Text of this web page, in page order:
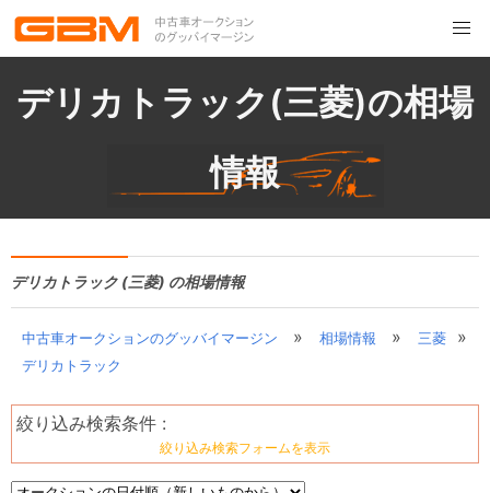
デリカトラック(三菱)の相場
情報
デリカトラック (三菱) の相場情報
中古車オークションのグッバイマージン » 相場情報 » 三菱 »
デリカトラック
絞り込み検索条件 :
絞り込み検索フォームを表示